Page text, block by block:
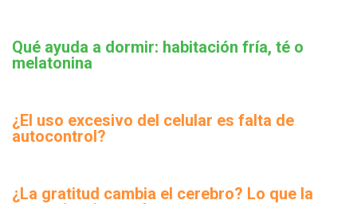
Qué ayuda a dormir: habitación fría, té o
melatonina
¿El uso excesivo del celular es falta de
autocontrol?
¿La gratitud cambia el cerebro? Lo que la